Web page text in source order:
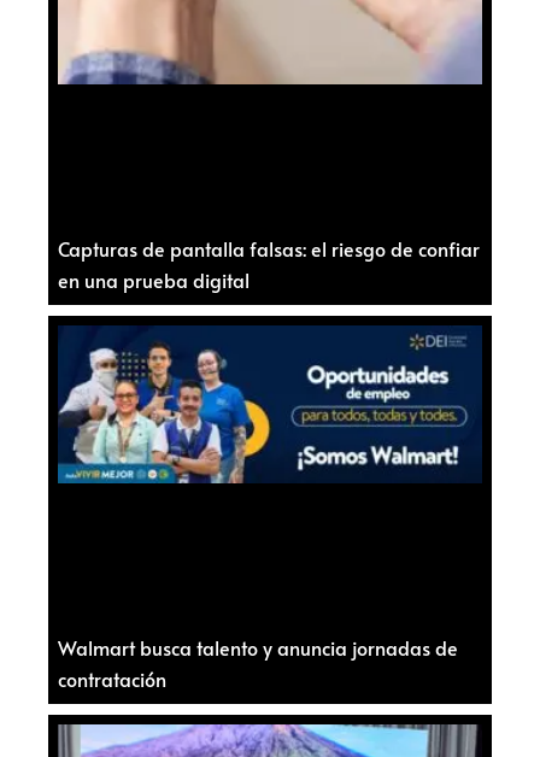
Capturas de pantalla falsas: el riesgo de confiar
en una prueba digital
Walmart busca talento y anuncia jornadas de
contratación